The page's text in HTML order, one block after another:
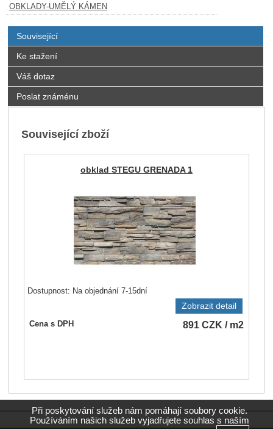
OBKLADY-UMĚLÝ KÁMEN
Související
Ke stažení
Váš dotaz
Poslat známénu
Související zboží
obklad STEGU GRENADA 1
Dostupnost: Na objednání 7-15dní
Zobrazit detail
Cena s DPH 891 CZK / m2
Při poskytování služeb nám pomáhají soubory cookie.
Používáním našich služeb vyjadřujete souhlas s naším